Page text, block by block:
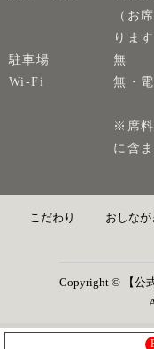
（お
ります
駐車場
無
Wi-Fi
無・
※席料
に含
こだわり おしなが
Copyright © 【公